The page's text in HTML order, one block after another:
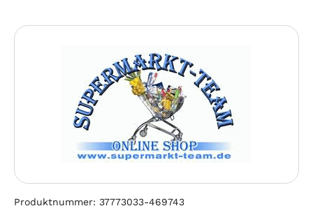
Bildergalerie überspringen
Produktnummer: 37773033-469743